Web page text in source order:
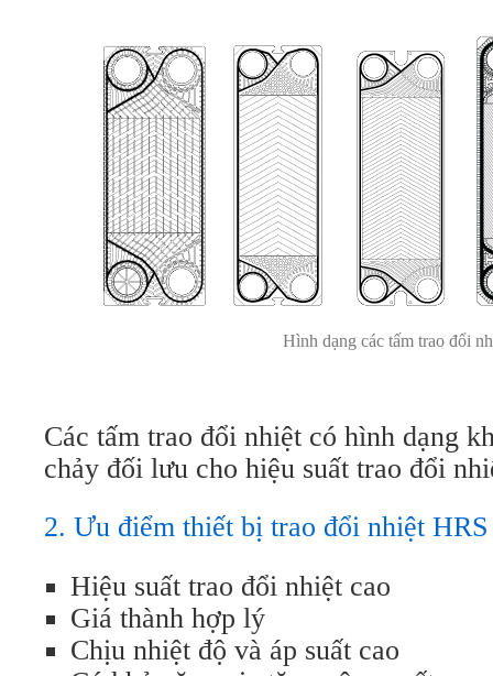
Hình dạng các tấm trao đổi
Các tấm trao đổi nhiệt có hình dạng
chảy đối lưu cho hiệu suất trao đổi
2. Ưu điểm thiết bị trao đổi nhiệt HRS
Hiệu suất trao đổi nhiệt cao
Giá thành hợp lý
Chịu nhiệt độ và áp suất cao